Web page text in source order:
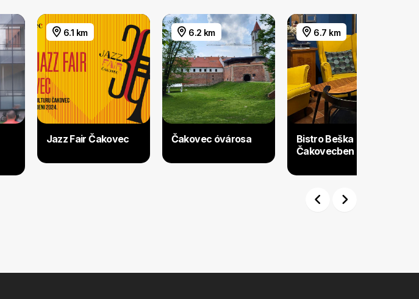
6.1 km
Jazz Fair Čakovec
6.2 km
Čakovec óvárosa
6.7 km
Bistro Beška
Čakovecben